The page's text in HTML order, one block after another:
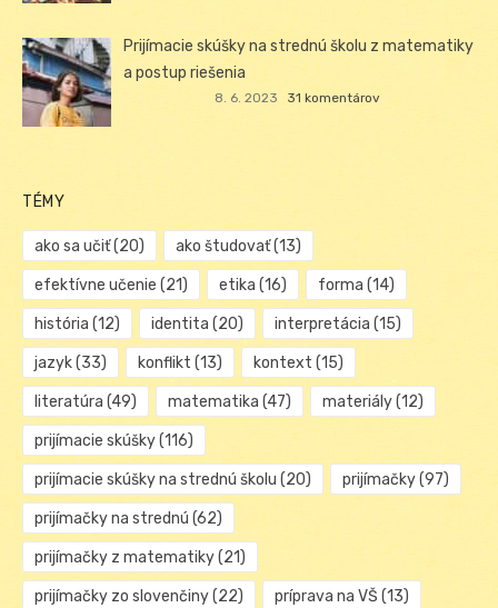
Prijímacie skúšky na strednú školu z matematiky
a postup riešenia
8. 6. 2023 31 komentárov
TÉMY
ako sa učiť(20) ako študovať(13)
efektívne učenie (21) etika (16) forma (14)
história (12) identita (20) interpretácia (15)
jazyk(33) konflikt (13) kontext (15)
literatúra (49) matematika (47) materiály(12)
prijímacie skúšky(116)
prijímacie skúšky na strednú školu (20) prijímačky(97)
prijímačky na strednú (62)
prijímačky z matematiky(21)
prijímačky zo slovenčiny(22) príprava na VŠ (13)